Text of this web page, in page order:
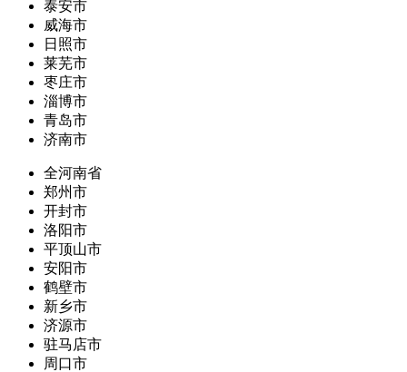
泰安市
威海市
日照市
莱芜市
枣庄市
淄博市
青岛市
济南市
全河南省
郑州市
开封市
洛阳市
平顶山市
安阳市
鹤壁市
新乡市
济源市
驻马店市
周口市